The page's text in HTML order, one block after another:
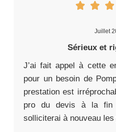
Juillet
Sérieux et
J’ai fait appel à cette
pour un besoin de
prestation est
pro du devis à la fin
solliciterai à nouveau